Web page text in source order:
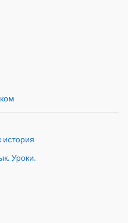
история
Уроки.